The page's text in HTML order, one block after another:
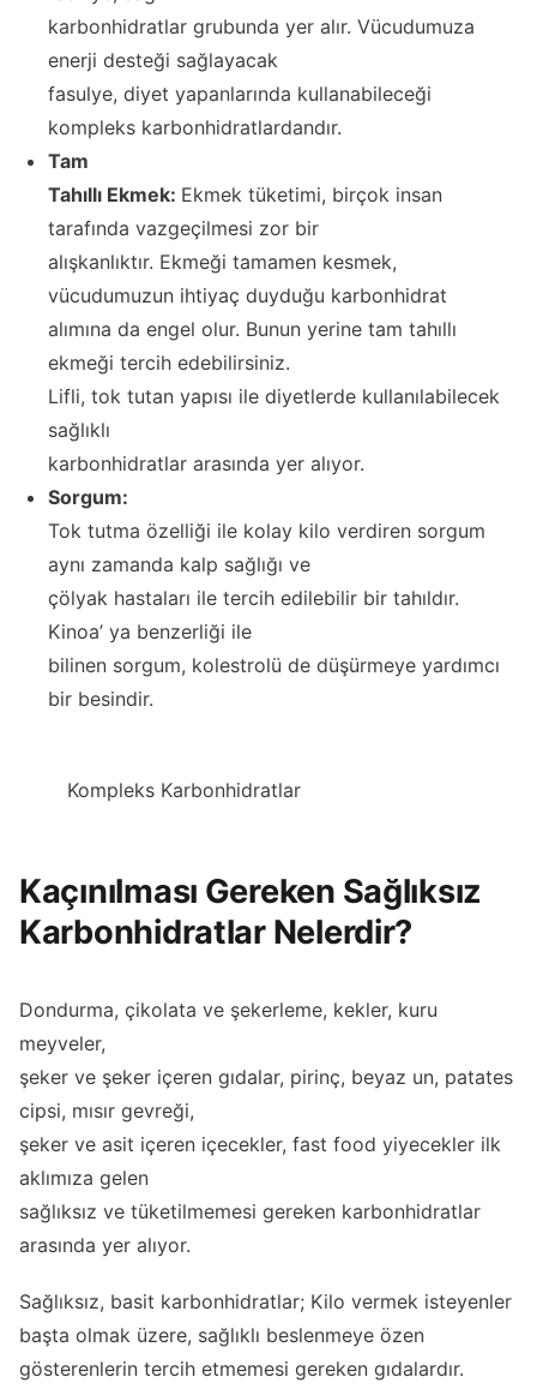
karbonhidratlar grubunda yer alır. Vücudumuza
enerji desteği sağlayacak
fasulye, diyet yapanlarında kullanabileceği
kompleks karbonhidratlardandır.
Tam
Tahıllı Ekmek: Ekmek tüketimi, birçok insan
tarafında vazgeçilmesi zor bir
alışkanlıktır. Ekmeği tamamen kesmek,
vücudumuzun ihtiyaç duyduğu karbonhidrat
alımına da engel olur. Bunun yerine tam tahıllı
ekmeği tercih edebilirsiniz.
Lifli, tok tutan yapısı ile diyetlerde kullanılabilecek
sağlıklı
karbonhidratlar arasında yer alıyor.
Sorgum:
Tok tutma özelliği ile kolay kilo verdiren sorgum
aynı zamanda kalp sağlığı ve
çölyak hastaları ile tercih edilebilir bir tahıldır.
Kinoa’ ya benzerliği ile
bilinen sorgum, kolestrolü de düşürmeye yardımcı
bir besindir.
Kompleks Karbonhidratlar
Kaçınılması Gereken Sağlıksız
Karbonhidratlar Nelerdir?
Dondurma, çikolata ve şekerleme, kekler, kuru
meyveler,
şeker ve şeker içeren gıdalar, pirinç, beyaz un, patates
cipsi, mısır gevreği,
şeker ve asit içeren içecekler, fast food yiyecekler ilk
aklımıza gelen
sağlıksız ve tüketilmemesi gereken karbonhidratlar
arasında yer alıyor.
Sağlıksız, basit karbonhidratlar; Kilo vermek isteyenler
başta olmak üzere, sağlıklı beslenmeye özen
gösterenlerin tercih etmemesi gereken gıdalardır.